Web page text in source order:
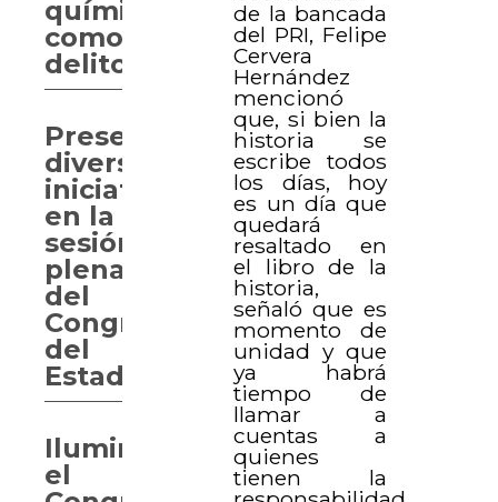
de la bancada
del PRI, Felipe
Cervera
Hernández
mencionó
que, si bien la
historia se
escribe todos
los días, hoy
es un día que
quedará
resaltado en
el libro de la
historia,
señaló que es
momento de
unidad y que
ya habrá
tiempo de
llamar a
cuentas a
quienes
tienen la
química
como
delito
Presentan
diversas
iniciativas
en la
sesión
plenaria
del
Congreso
del
Estado
Iluminan
el